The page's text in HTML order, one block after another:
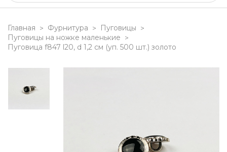
Главная > Фурнитура > Пуговицы >
Пуговицы на ножке маленькие >
пуговица f847 l20, d 1,2 см (уп. 500 шт.) золото